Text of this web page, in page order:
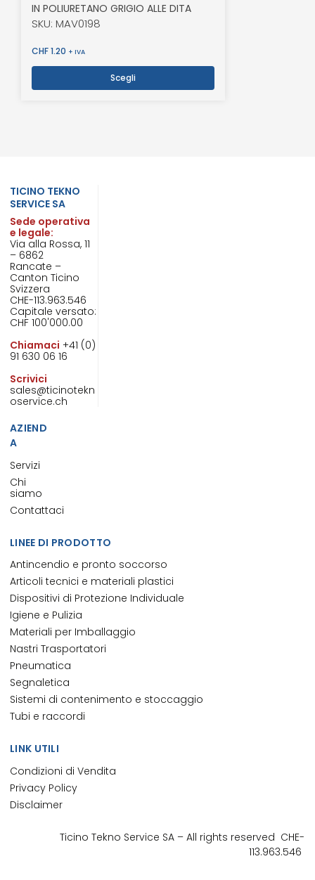
IN POLIURETANO GRIGIO ALLE DITA
SKU: MAV0198
CHF1.20 + IVA
Scegli
TICINO TEKNO
SERVICE SA
Sede operativa
e legale:
Via alla Rossa, 11
– 6862
Rancate –
Canton Ticino
Svizzera
CHE-113.963.546
Capitale versato:
CHF 100'000.00
Chiamaci +41 (0)
91 630 06 16
Scrivici
sales@ticinotekn
oservice.ch
AZIEND
A
Servizi
Chi
siamo
Contattaci
LINEE DI PRODOTTO
Antincendio e pronto soccorso
Articoli tecnici e materiali plastici
Dispositivi di Protezione Individuale
Igiene e Pulizia
Materiali per Imballaggio
Nastri Trasportatori
Pneumatica
Segnaletica
Sistemi di contenimento e stoccaggio
Tubi e raccordi
LINK UTILI
Condizioni di Vendita
Privacy Policy
Disclaimer
Ticino Tekno Service SA – All rights reserved CHE-
113.963.546